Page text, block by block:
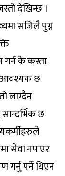
देखिन्छ ।
सजिलै पुग्न
गर्न के कस्ता
आवश्यक छ
लाग्दैन
छ
सेवा नपाएर
गर्नु पर्ने थिएन